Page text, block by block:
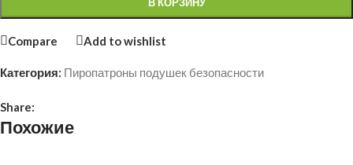
Compare Add to wishlist
Категория: Пиропатроны подушек безопасности
Share:
Похожие